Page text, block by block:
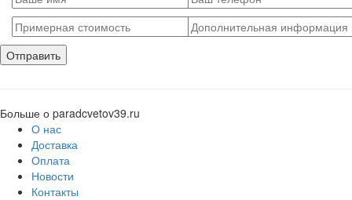
Больше о paradcvetov39.ru
О нас
Доставка
Оплата
Новости
Контакты